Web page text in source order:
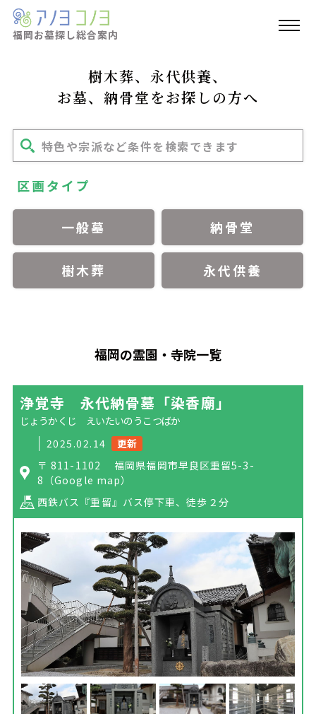
福岡お墓探し総合案内
樹木葬、永代供養、
お墓、納骨堂をお探しの方へ
特色や宗派など条件を検索できます
区画タイプ
一般墓 納骨堂
樹木葬 永代供養
福岡の霊園・寺院一覧
浄覚寺 永代納骨墓「染香廟」
じょうかくじ えいたいのうこつばか
2025.02.14
更新
〒 811-1102 福岡県福岡市早良区重留5-3-
8 （Google map）
西鉄バス『重留』バス停下車、徒歩２分